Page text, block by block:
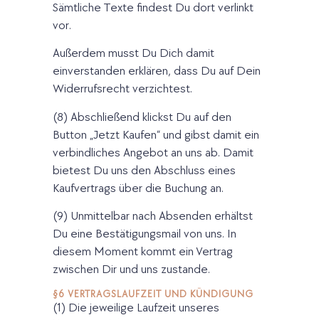
Sämtliche Texte findest Du dort verlinkt
vor.
Außerdem musst Du Dich damit
einverstanden erklären, dass Du auf Dein
Widerrufsrecht verzichtest.
(8) Abschließend klickst Du auf den
Button „Jetzt Kaufen“ und gibst damit ein
verbindliches Angebot an uns ab. Damit
bietest Du uns den Abschluss eines
Kaufvertrags über die Buchung an.
(9) Unmittelbar nach Absenden erhältst
Du eine Bestätigungsmail von uns. In
diesem Moment kommt ein Vertrag
zwischen Dir und uns zustande.
§6 VERTRAGSLAUFZEIT UND KÜNDIGUNG
(1) Die jeweilige Laufzeit unseres